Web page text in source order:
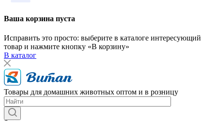
Ваша корзина пуста
Исправить это просто: выберите в каталоге интересующий
товар и нажмите кнопку «В корзину»
В каталог
Товары для домашних животных оптом и в розницу